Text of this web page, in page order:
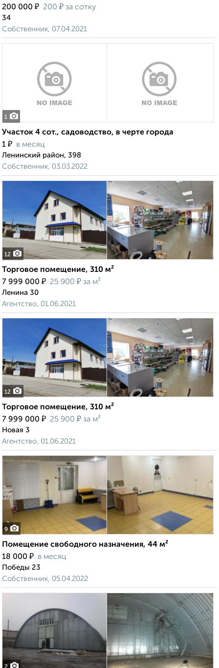
200 000 ₽ 200 ₽ за сотку
34
Собственник, 07.04.2021
1
Участок 4 сот., садоводство, в черте города
1 ₽ в месяц
Ленинский район, 398
Собственник, 03.03.2022
12
Торговое помещение, 310 м²
7 999 000 ₽ 25 900 ₽ за м²
Ленина 30
Агентство, 01.06.2021
12
Торговое помещение, 310 м²
7 999 000 ₽ 25 900 ₽ за м²
Новая 3
Агентство, 01.06.2021
9
Помещение свободного назначения, 44 м²
18 000 ₽ в месяц
Победы 23
Собственник, 05.04.2022